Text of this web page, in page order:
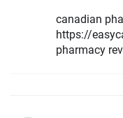
canadian
https://
pharmacy